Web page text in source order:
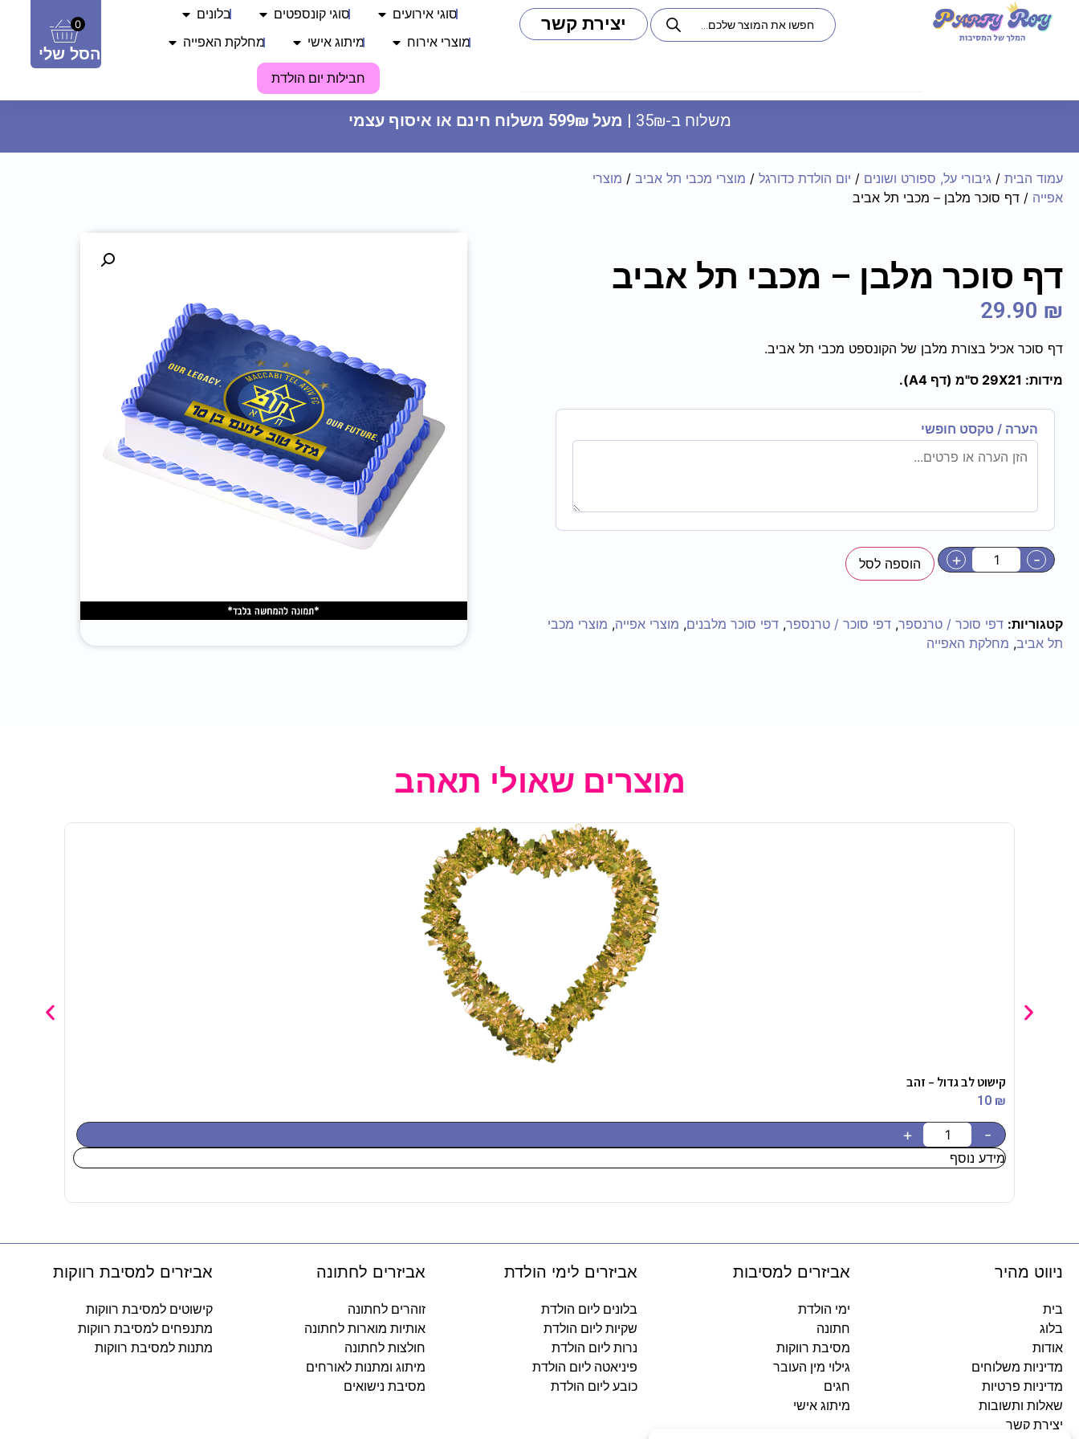
תיק שרוך מודפס - יום הולדת
0
הסל שלי
יצירת קשר סוגי אירועים סוגי קונספטים בלונים
מוצרי אירוח מיתוג אישי מחלקת האפייה
חבילות יום הולדת
משלוח ב-35₪ | מעל 599₪ משלוח חינם או איסוף עצמי
עמוד הבית / גיבורי על, ספורט ושונים / יום הולדת כדורגל / מוצרי מכבי תל אביב / מוצרי
אפייה / דף סוכר מלבן – מכבי תל אביב
דף סוכר מלבן – מכבי תל אביב
29.90 ₪
דף סוכר אכיל בצורת מלבן של הקונספט מכבי תל אביב.
מידות: 29X21 ס"מ (דף A4).
הערה / טקסט חופשי
-
+ הוספה לסל
קטגוריות: דפי סוכר / טרנספר, דפי סוכר / טרנספר, דפי סוכר מלבנים, מוצרי אפייה, מוצרי מכבי
תל אביב, מחלקת האפייה
מוצרים שאולי תאהב
קישוט לב גדול – זהב
10 ₪
-
+
מידע נוסף
ניווט מהיר
בית
בלוג
אודות
מדיניות משלוחים
מדיניות פרטיות
שאלות ותשובות
יצירת קשר
אביזרים למסיבות
ימי הולדת
חתונה
מסיבת רווקות
גילוי מין העובר
חגים
מיתוג אישי
אביזרים לימי הולדת
בלונים ליום הולדת
שקיות ליום הולדת
נרות ליום הולדת
פיניאטה ליום הולדת
כובע ליום הולדת
אביזרים לחתונה
זוהרים לחתונה
אותיות מוארות לחתונה
חולצות לחתונה
מיתוג ומתנות לאורחים
מסיבת נישואים
אביזרים למסיבת רווקות
קישוטים למסיבת רווקות
מתנפחים למסיבת רווקות
מתנות למסיבת רווקות